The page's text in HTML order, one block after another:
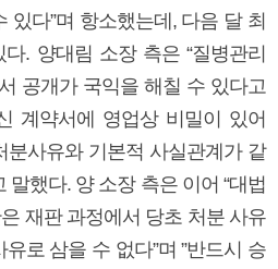
있다”며 항소했는데, 다음 달 최
. 양대림 소장 측은 “질병관리
공개가 국익을 해칠 수 있다고
계약서에 영업상 비밀이 있어
분사유와 기본적 사실관계가 같
말했다. 양 소장 측은 이어 “대법
재판 과정에서 당초 처분 사유
로 삼을 수 없다”며 ”반드시 승